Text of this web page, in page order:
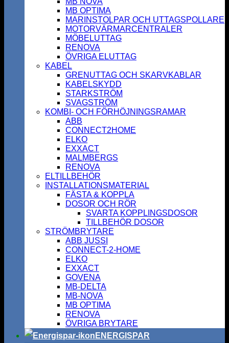
MB OPTIMA
MARINSTOLPAR OCH UTTAGSPOLLARE
MOTORVÄRMARCENTRALER
MÖBELUTTAG
RENOVA
ÖVRIGA ELUTTAG
KABEL
GRENUTTAG OCH SKARVKABLAR
KABELSKYDD
STARKSTRÖM
SVAGSTRÖM
KOMBI- OCH FÖRHÖJNINGSRAMAR
ABB
CONNECT2HOME
ELKO
EXXACT
MALMBERGS
RENOVA
ELTILLBEHÖR
INSTALLATIONSMATERIAL
FÄSTA & KOPPLA
DOSOR OCH RÖR
SVARTA KOPPLINGSDOSOR
TILLBEHÖR DOSOR
STRÖMBRYTARE
ABB JUSSI
CONNECT-2-HOME
ELKO
EXXACT
GOVENA
MB-DELTA
MB-NOVA
MB OPTIMA
RENOVA
ÖVRIGA BRYTARE
ENERGISPAR